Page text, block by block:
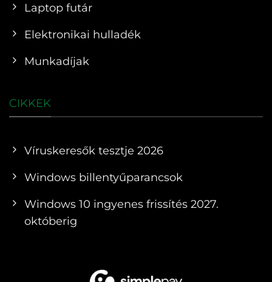
Laptop futár
Elektronikai hulladék
Munkadíjak
CIKKEK
Víruskeresők tesztje 2026
Windows billentyűparancsok
Windows 10 ingyenes frissítés 2027.
októberig